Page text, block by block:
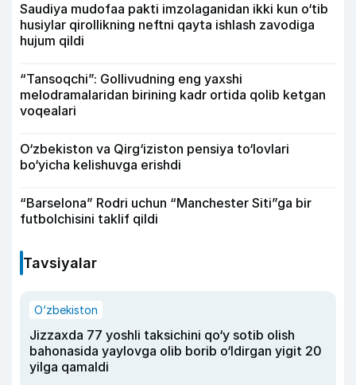
Saudiya mudofaa pakti imzolaganidan ikki kun o‘tib
husiylar qirollikning neftni qayta ishlash zavodiga
hujum qildi
“Tansoqchi”: Gollivudning eng yaxshi
melodramalaridan birining kadr ortida qolib ketgan
voqealari
O‘zbekiston va Qirg‘iziston pensiya to‘lovlari
bo‘yicha kelishuvga erishdi
“Barselona” Rodri uchun “Manchester Siti”ga bir
futbolchisini taklif qildi
Tavsiyalar
O‘zbekiston
Jizzaxda 77 yoshli taksichini qo‘y sotib olish
bahonasida yaylovga olib borib o‘ldirgan yigit 20
yilga qamaldi